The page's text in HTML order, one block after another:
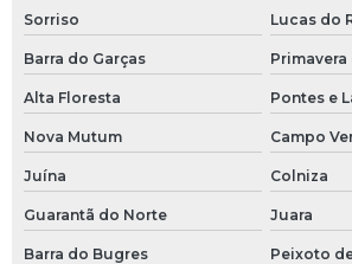
Sorriso Lucas do
Barra do Garças Primavera
Alta Floresta Pontes e
Nova Mutum Campo
Juína Colniza
Guarantã do Norte Juara
Barra do Bugres
Peixoto